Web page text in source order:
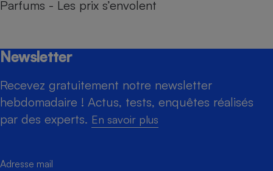
Parfums - Les prix s’envolent
Newsletter
Recevez gratuitement notre newsletter
hebdomadaire ! Actus, tests, enquêtes réalisés
par des experts. En savoir plus
Adresse mail